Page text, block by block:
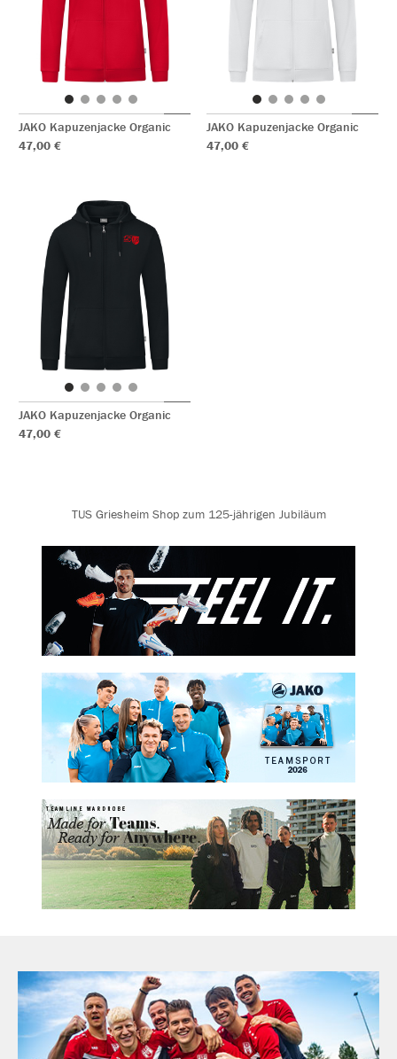
JAKO Kapuzenjacke Organic
47,00 €
JAKO Kapuzenjacke Organic
47,00 €
JAKO Kapuzenjacke Organic
47,00 €
TUS Griesheim Shop zum 125-jährigen Jubiläum